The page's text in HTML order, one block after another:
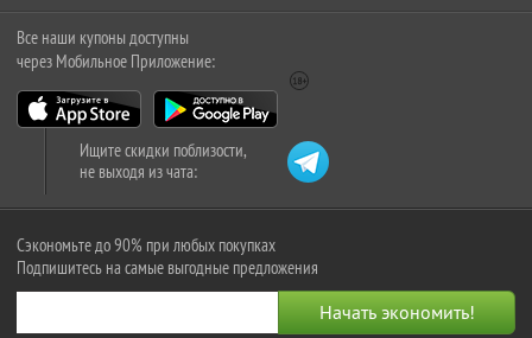
Все наши купоны доступны
через Мобильное Приложение:
Ищите скидки поблизости,
не выходя из чата:
Сэкономьте до 90% при любых покупках
Подпишитесь на самые выгодные предложения